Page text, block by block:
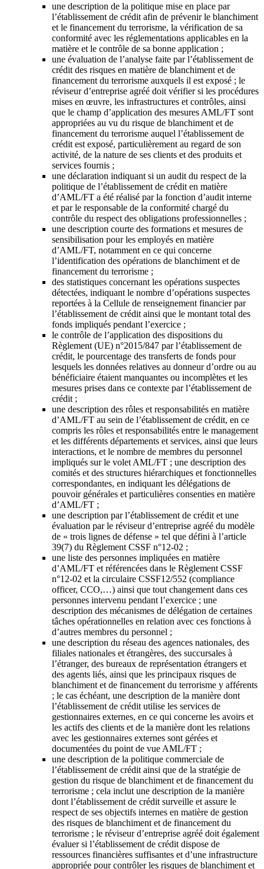
une description de la politique mise en place par
l’établissement de crédit afin de prévenir le blanchiment
et le financement du terrorisme, la vérification de sa
conformité avec les réglementations applicables en la
matière et le contrôle de sa bonne application ;
une évaluation de l’analyse faite par l’établissement de
crédit des risques en matière de blanchiment et de
financement du terrorisme auxquels il est exposé ; le
réviseur d’entreprise agréé doit vérifier si les procédures
mises en œuvre, les infrastructures et contrôles, ainsi
que le champ d’application des mesures AML/FT sont
appropriées au vu du risque de blanchiment et de
financement du terrorisme auquel l’établissement de
crédit est exposé, particulièrement au regard de son
activité, de la nature de ses clients et des produits et
services fournis ;
une déclaration indiquant si un audit du respect de la
politique de l’établissement de crédit en matière
d’AML/FT a été réalisé par la fonction d’audit interne
et par le responsable de la conformité chargé du
contrôle du respect des obligations professionnelles ;
une description courte des formations et mesures de
sensibilisation pour les employés en matière
d’AML/FT, notamment en ce qui concerne
l’identification des opérations de blanchiment et de
financement du terrorisme ;
des statistiques concernant les opérations suspectes
détectées, indiquant le nombre d’opérations suspectes
reportées à la Cellule de renseignement financier par
l’établissement de crédit ainsi que le montant total des
fonds impliqués pendant l’exercice ;
le contrôle de l’application des dispositions du
Règlement (UE) n°2015/847 par l’établissement de
crédit, le pourcentage des transferts de fonds pour
lesquels les données relatives au donneur d’ordre ou au
bénéficiaire étaient manquantes ou incomplètes et les
mesures prises dans ce contexte par l’établissement de
crédit ;
une description des rôles et responsabilités en matière
d’AML/FT au sein de l’établissement de crédit, en ce
compris les rôles et responsabilités entre le management
et les différents départements et services, ainsi que leurs
interactions, et le nombre de membres du personnel
impliqués sur le volet AML/FT ; une description des
comités et des structures hiérarchiques et fonctionnelles
correspondantes, en indiquant les délégations de
pouvoir générales et particulières consenties en matière
d’AML/FT ;
une description par l’établissement de crédit et une
évaluation par le réviseur d’entreprise agréé du modèle
de « trois lignes de défense » tel que défini à l’article
39(7) du Règlement CSSF n°12-02 ;
une liste des personnes impliquées en matière
d’AML/FT et référencées dans le Règlement CSSF
n°12-02 et la circulaire CSSF12/552 (compliance
officer, CCO,…) ainsi que tout changement dans ces
personnes intervenu pendant l’exercice ; une
description des mécanismes de délégation de certaines
tâches opérationnelles en relation avec ces fonctions à
d’autres membres du personnel ;
une description du réseau des agences nationales, des
filiales nationales et étrangères, des succursales à
l’étranger, des bureaux de représentation étrangers et
des agents liés, ainsi que les principaux risques de
blanchiment et de financement du terrorisme y afférents
; le cas échéant, une description de la manière dont
l’établissement de crédit utilise les services de
gestionnaires externes, en ce qui concerne les avoirs et
les actifs des clients et de la manière dont les relations
avec les gestionnaires externes sont gérées et
documentées du point de vue AML/FT ;
une description de la politique commerciale de
l’établissement de crédit ainsi que de la stratégie de
gestion du risque de blanchiment et de financement du
terrorisme ; cela inclut une description de la manière
dont l’établissement de crédit surveille et assure le
respect de ses objectifs internes en matière de gestion
des risques de blanchiment et de financement du
terrorisme ; le réviseur d’entreprise agréé doit également
évaluer si l’établissement de crédit dispose de
ressources financières suffisantes et d’une infrastructure
appropriée pour contrôler les risques de blanchiment et